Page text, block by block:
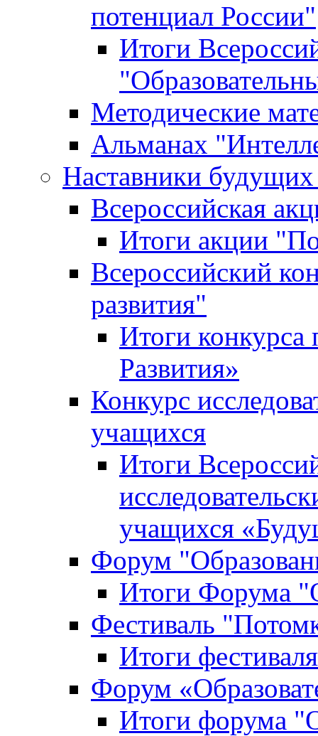
потенциал России"
Итоги
Методические
Альманах
Наставники
Всероссийская
Итоги акции
Всероссийский
развития"
Итоги конкурса
Развития»
Конкурс
учащихся
Итоги
учащихся
Форум
Итоги Форума
Фестиваль
Итоги
Форум
Итоги форума